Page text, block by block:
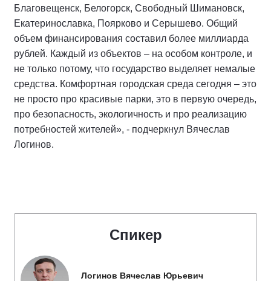
Благовещенск, Белогорск, Свободный Шимановск,
Екатеринославка, Поярково и Серышево. Общий
объем финансирования составил более миллиарда
рублей. Каждый из объектов – на особом контроле, и
не только потому, что государство выделяет немалые
средства. Комфортная городская среда сегодня – это
не просто про красивые парки, это в первую очередь,
про безопасность, экологичность и про реализацию
потребностей жителей», - подчеркнул Вячеслав
Логинов.
Спикер
Логинов Вячеслав Юрьевич